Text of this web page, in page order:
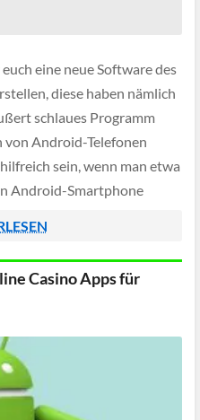
eine neue Software des
diese haben nämlich
schlaues Programm
von Android-Telefonen
sein, wenn man etwa
Android-Smartphone
Casino Apps für